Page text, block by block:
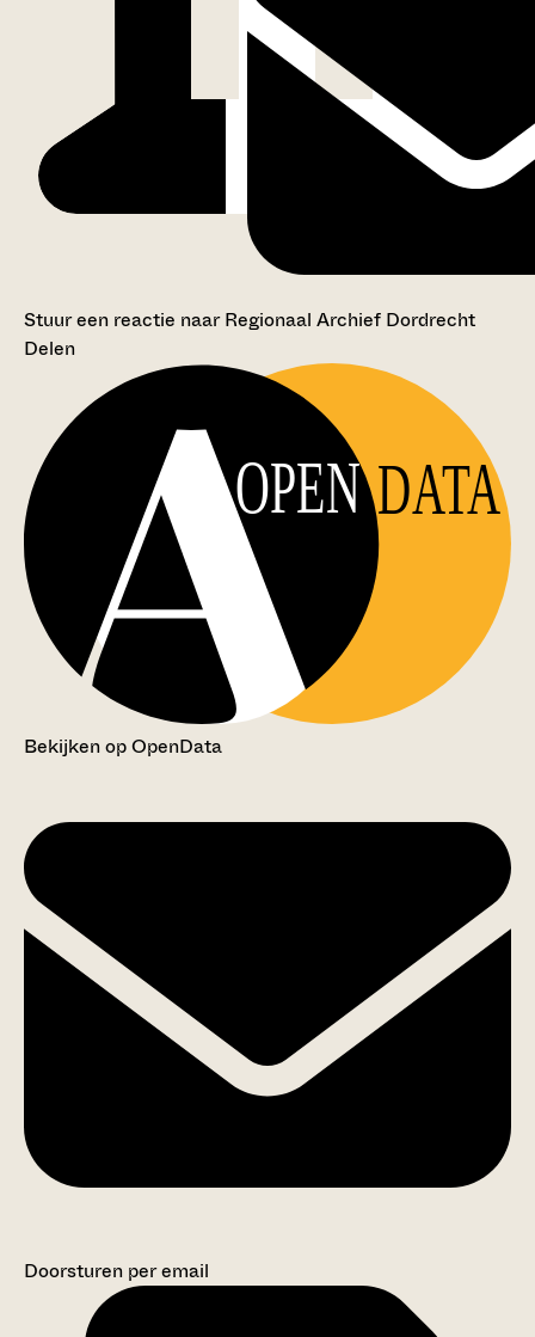
Stuur een reactie naar Regionaal Archief Dordrecht
Delen
OPEN DATA
Bekijken op OpenData
Doorsturen per email